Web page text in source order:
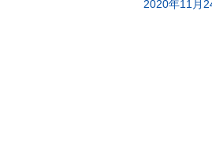
2020年11月